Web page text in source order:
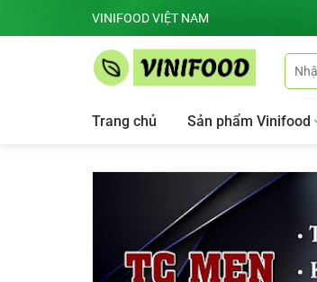
to
VINIFOOD VIỆT NAM
Tìm
kiếm:
Trang chủ Sản phẩm Vinifood